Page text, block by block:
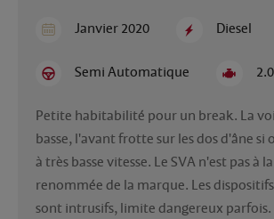
Janvier 2020 Diesel
Semi Automatique
Petite habitabilité pour un break. La
basse, l'avant frotte sur les dos d'âne si
à très basse vitesse. Le SVA n'est pas à
renommée de la marque. Les
sont intrusifs, limite dangereux parfois.